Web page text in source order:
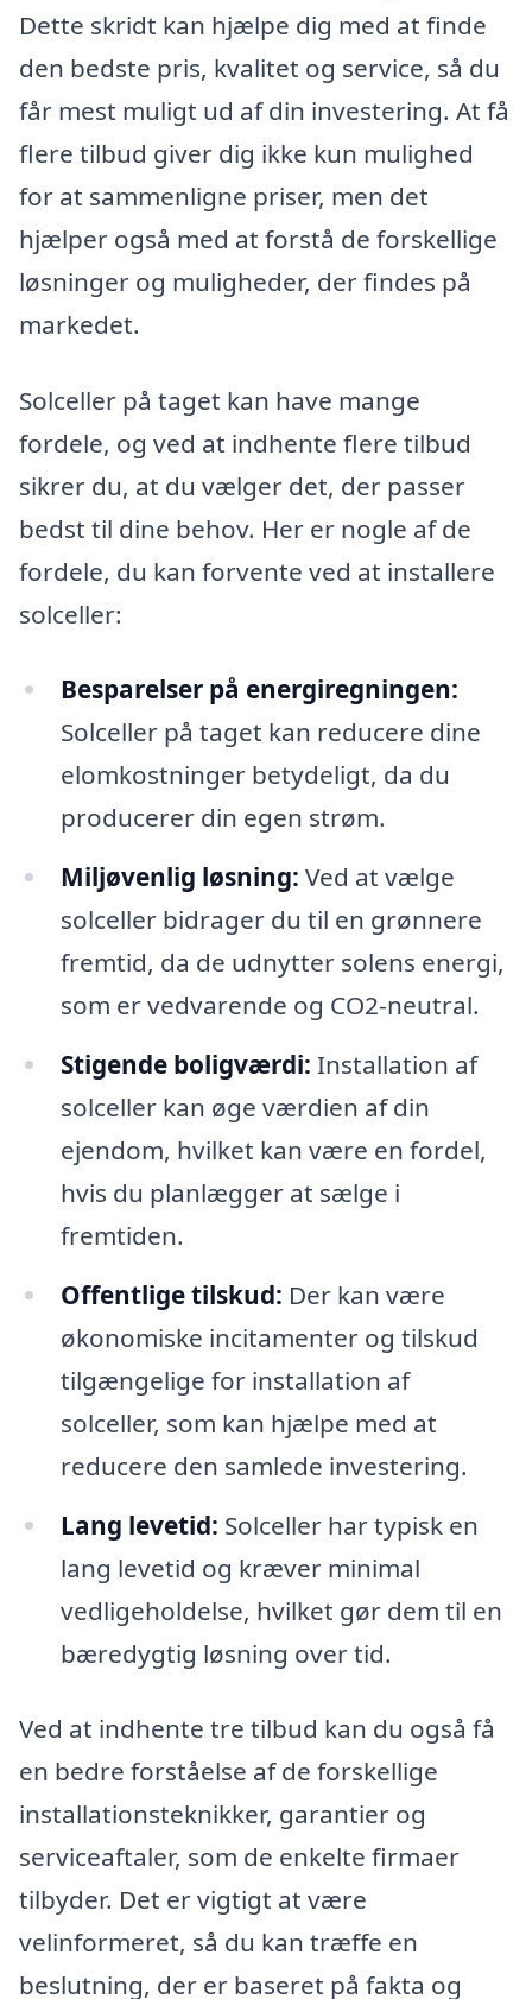
Dette skridt kan hjælpe dig med at finde
den bedste pris, kvalitet og service, så du
får mest muligt ud af din investering. At få
flere tilbud giver dig ikke kun mulighed
for at sammenligne priser, men det
hjælper også med at forstå de forskellige
løsninger og muligheder, der findes på
markedet.
Solceller på taget kan have mange
fordele, og ved at indhente flere tilbud
sikrer du, at du vælger det, der passer
bedst til dine behov. Her er nogle af de
fordele, du kan forvente ved at installere
solceller:
Besparelser på energiregningen:
Solceller på taget kan reducere dine
elomkostninger betydeligt, da du
producerer din egen strøm.
Miljøvenlig løsning: Ved at vælge
solceller bidrager du til en grønnere
fremtid, da de udnytter solens energi,
som er vedvarende og CO2-neutral.
Stigende boligværdi: Installation af
solceller kan øge værdien af din
ejendom, hvilket kan være en fordel,
hvis du planlægger at sælge i
fremtiden.
Offentlige tilskud: Der kan være
økonomiske incitamenter og tilskud
tilgængelige for installation af
solceller, som kan hjælpe med at
reducere den samlede investering.
Lang levetid: Solceller har typisk en
lang levetid og kræver minimal
vedligeholdelse, hvilket gør dem til en
bæredygtig løsning over tid.
Ved at indhente tre tilbud kan du også få
en bedre forståelse af de forskellige
installationsteknikker, garantier og
serviceaftaler, som de enkelte firmaer
tilbyder. Det er vigtigt at være
velinformeret, så du kan træffe en
beslutning, der er baseret på fakta og